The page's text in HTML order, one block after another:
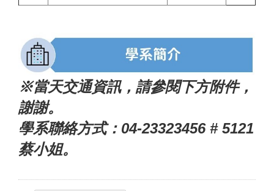
※當天交通資訊，請參閱下方附件，
謝謝。
學系聯絡方式：04-23323456 # 5121
蔡小姐。